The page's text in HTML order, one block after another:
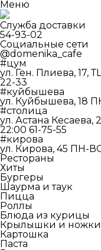
Меню
Служба доставки
54-93-02
Социальные сети
@domenika_cafe
#цум
ул. Ген. Плиева, 17,
22-33
#куйбышева
ул. Куйбышева, 18
#столица
ул. Астана Кесаева,
22:00 61-75-55
#кирова
ул. Кирова, 45 ПН-ВС
Рестораны
Хиты
Бургеры
Шаурма и таук
Пицца
Роллы
Блюда из курицы
Крылышки и ножки
Картошка
Паста